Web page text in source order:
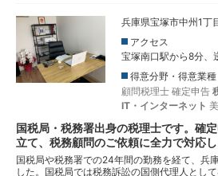
兵庫県宝塚市中州1丁
アクセス
宝塚南口駅から8分、
得意分野・得意業種
顧問税理士 確定申告
IT・インターネット
国税局・税務署出身の税理士です。確
立て、税務顧問のご依頼に全力で対応し
国税局や税務署での24年間の勤務を経て、兵
した。国税局では税務訴訟の国側代理人とし